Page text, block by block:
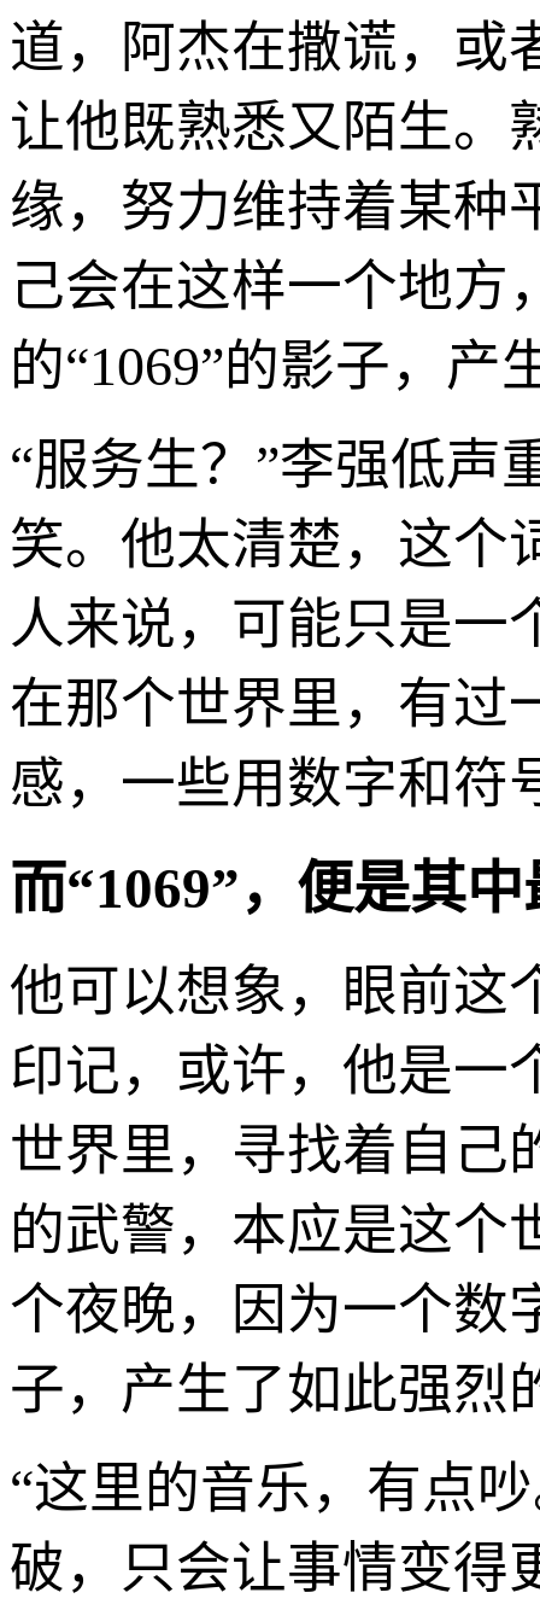
道，阿杰在撒谎，或
让他既熟悉又陌生。
缘，努力维持着某种
己会在这样一个地方
的“1069”的影子，产
“服务生？”李强低声
笑。他太清楚，这个
人来说，可能只是一
在那个世界里，有过
感，一些用数字和符
而“1069”，便是其
他可以想象，眼前这
印记，或许，他是一
世界里，寻找着自己
的武警，本应是这个
个夜晚，因为一个数
子，产生了如此强烈
“这里的音乐，有点
破，只会让事情变得